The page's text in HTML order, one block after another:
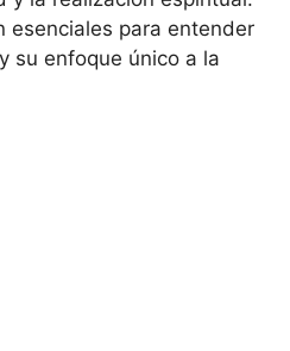
esenciales para entender
su enfoque único a la